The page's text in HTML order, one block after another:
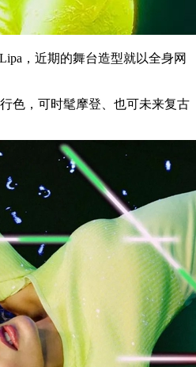
，近期的舞台造型就以全身网
，可时髦摩登、也可未来复古